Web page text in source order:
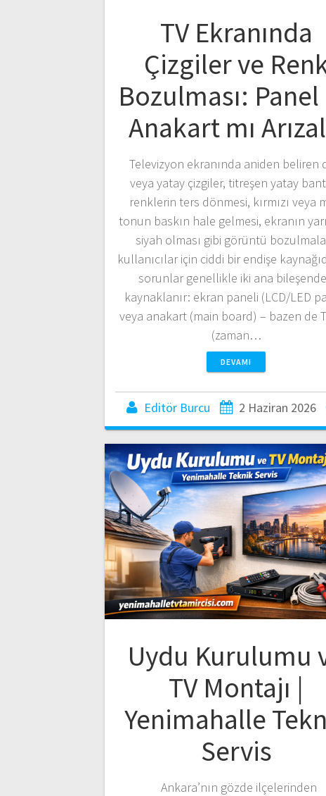
TV Ekranında
Çizgiler ve
Bozulması:
Anakart mı
Televizyon ekranında aniden beliren
veya yatay çizgiler, titreşen yatay
renklerin ters dönmesi, kırmızı veya
tonun baskın hale gelmesi, ekranın
siyah olması gibi görüntü
kullanıcılar için ciddi bir endişe
sorunlar genellikle iki ana
kaynaklanır: ekran paneli (LCD/LED
veya anakart (main board) – bazen de
(zaman…
DEVAMI
Editör Burcu 2 Haziran 2026
Uydu Kurulumu
TV Montajı |
Yenimahalle
Servis
Ankara’nın gözde ilçelerinden